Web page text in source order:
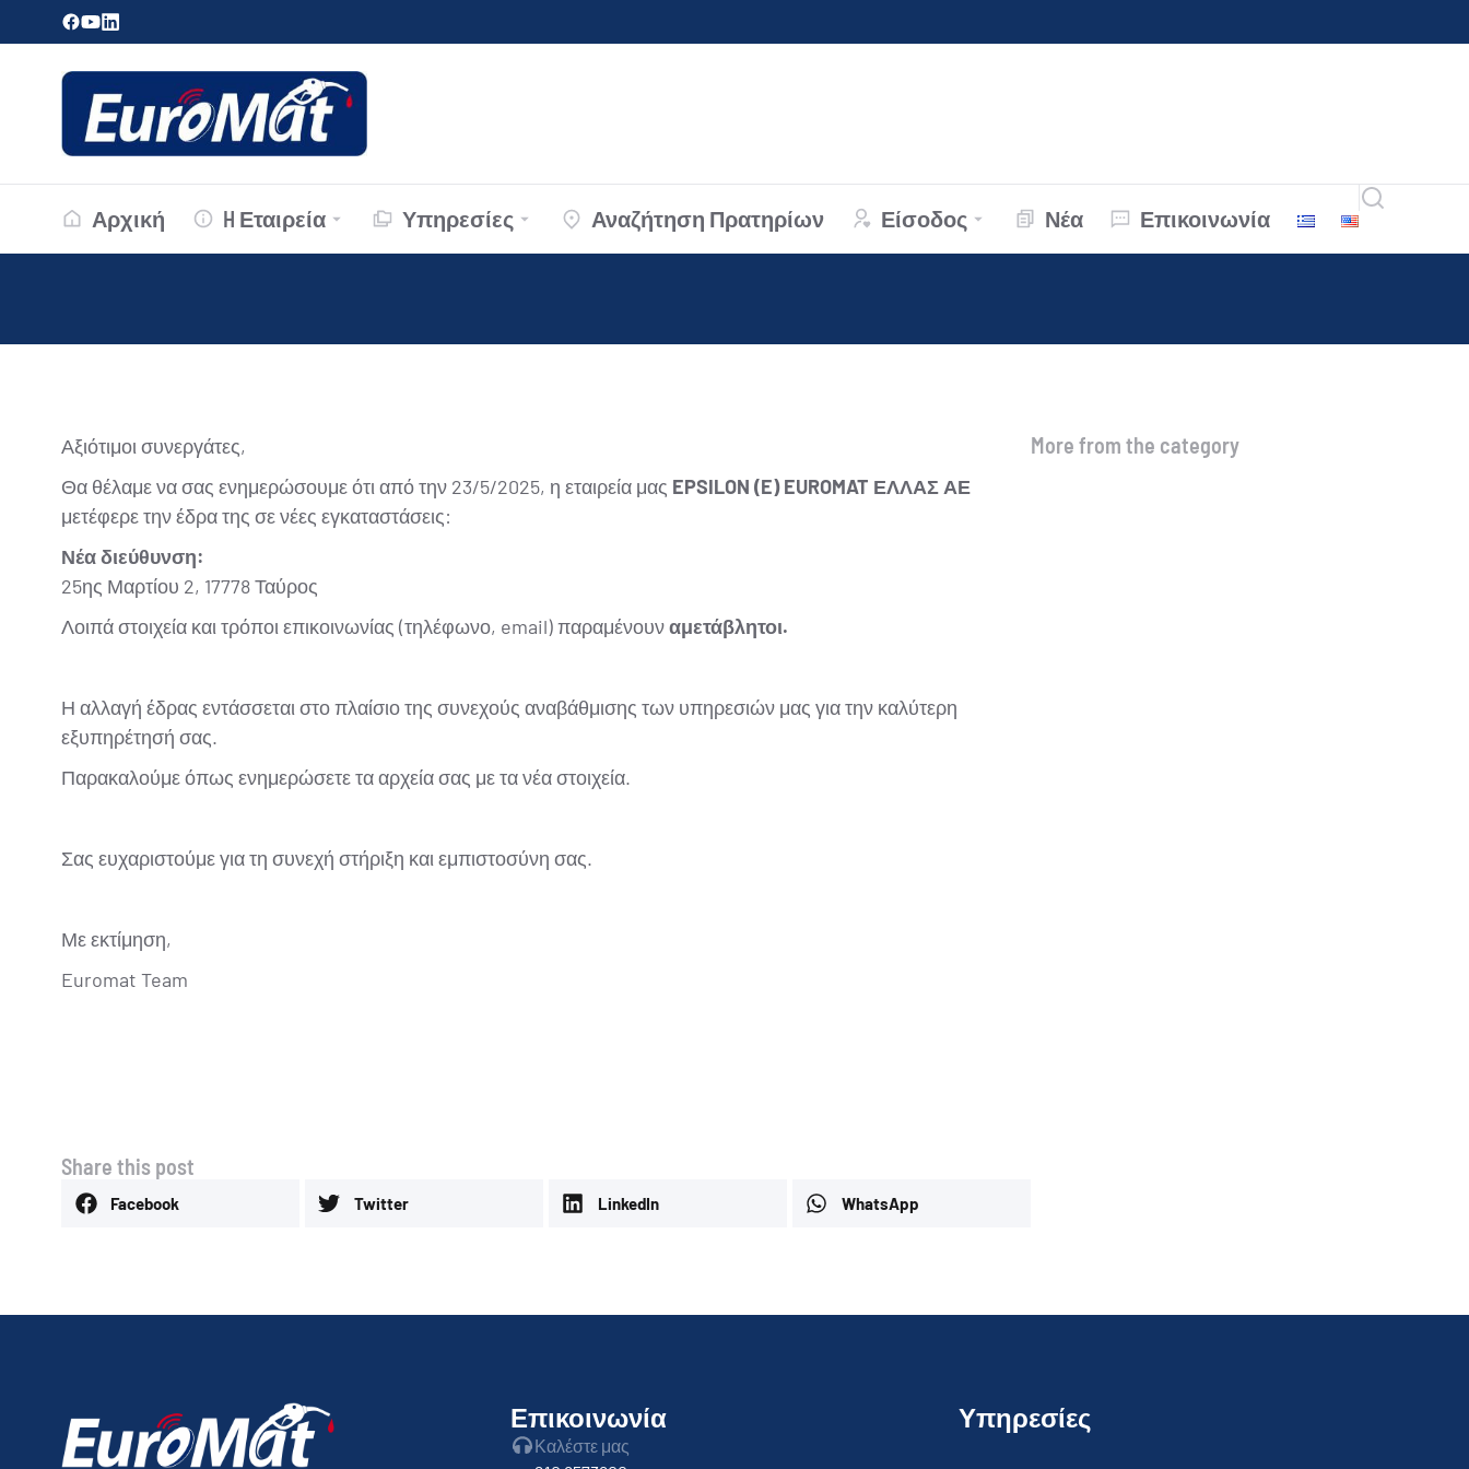
Αρχική H Εταιρεία Υπηρεσίες Αναζήτηση Πρατηρίων Είσοδος Νέα Επικοινωνία
Αξιότιμοι συνεργάτες,
Θα θέλαμε να σας ενημερώσουμε ότι από την 23/5/2025, η εταιρεία μας EPSILON (E) EUROMAT ΕΛΛΑΣ ΑΕ
μετέφερε την έδρα της σε νέες εγκαταστάσεις:
Νέα διεύθυνση:
25ης Μαρτίου 2, 17778 Ταύρος
Λοιπά στοιχεία και τρόποι επικοινωνίας (τηλέφωνο, email) παραμένουναμετάβλητοι.
Η αλλαγή έδρας εντάσσεται στο πλαίσιο της συνεχούς αναβάθμισης των υπηρεσιών μας για την καλύτερη
εξυπηρέτησή σας.
Παρακαλούμε όπως ενημερώσετε τα αρχεία σας με τα νέα στοιχεία.
Σας ευχαριστούμε για τη συνεχή στήριξη και εμπιστοσύνη σας.
Με εκτίμηση,
Euromat Team
Share this post
Facebook Twitter LinkedIn WhatsApp
More from the category
Επικοινωνία
Καλέστε μας
Υπηρεσίες